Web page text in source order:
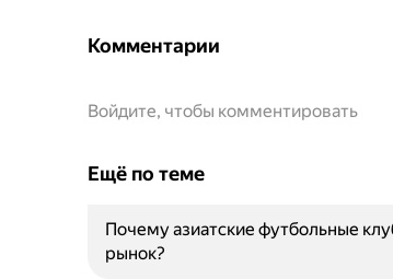
Комментарии
Войдите, чтобы комментировать
Ещё по теме
Почему азиатские футбольные
рынок?